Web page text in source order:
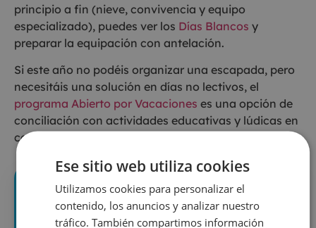
principio a fin (nieve, convivencia y equipo
especializado), puedes ver los Días Blancos y
preparar la equipación con antelación.
Si este año no podéis organizar una escapada, pero
necesitáis una solución en días no lectivos, el
programa Abierto por Vacaciones es una opción de
conciliación con actividades educativas y lúdicas en
centros escolares.
Ese sitio web utiliza cookies
Utilizamos cookies para personalizar el
contenido, los anuncios y analizar nuestro
tráfico. También compartimos información